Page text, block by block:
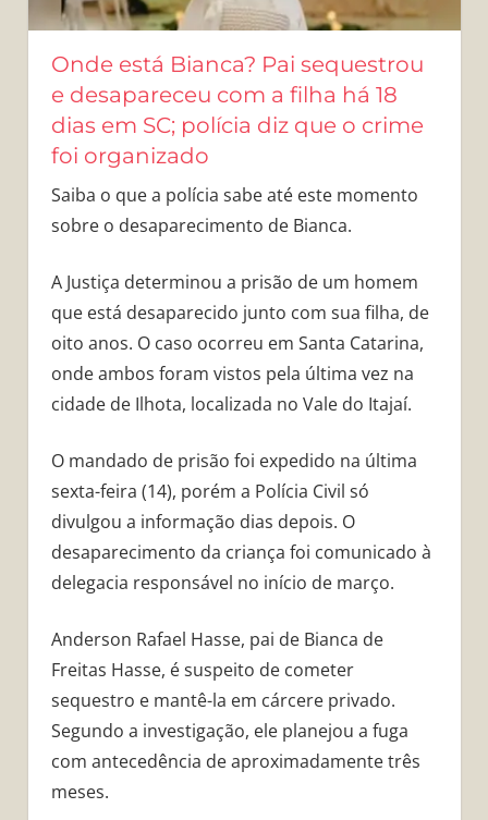
Onde está Bianca? Pai sequestrou
e desapareceu com a filha há 18
dias em SC; polícia diz que o crime
foi organizado
Saiba o que a polícia sabe até este momento
sobre o desaparecimento de Bianca.
A Justiça determinou a prisão de um homem
que está desaparecido junto com sua filha, de
oito anos. O caso ocorreu em Santa Catarina,
onde ambos foram vistos pela última vez na
cidade de Ilhota, localizada no Vale do Itajaí.
O mandado de prisão foi expedido na última
sexta-feira (14), porém a Polícia Civil só
divulgou a informação dias depois. O
desaparecimento da criança foi comunicado à
delegacia responsável no início de março.
Anderson Rafael Hasse, pai de Bianca de
Freitas Hasse, é suspeito de cometer
sequestro e mantê-la em cárcere privado.
Segundo a investigação, ele planejou a fuga
com antecedência de aproximadamente três
meses.